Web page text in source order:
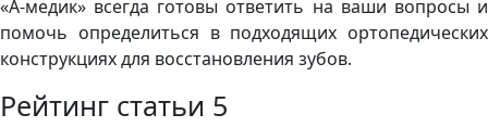
«А-медик» всегда готовы ответить на ваши вопросы и
помочь определиться в подходящих ортопедических
конструкциях для восстановления зубов.
Рейтинг статьи 5